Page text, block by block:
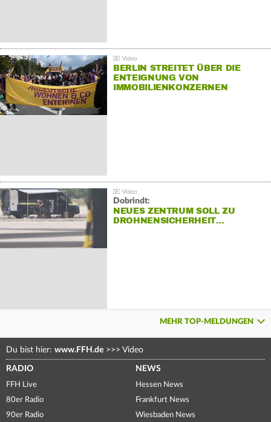
BERLIN STREITET ÜBER DIE
ENTEIGNUNG VON
IMMOBILIENKONZERNEN
Dobrindt:
NEUES ZENTRUM SOLL ZU
DROHNENSICHERHEIT…
MEHR TOP-MELDUNGEN
Du bist hier: www.FFH.de >>> Video
RADIO
FFH Live
80er Radio
90er Radio
NEWS
Hessen News
Frankfurt News
Wiesbaden News